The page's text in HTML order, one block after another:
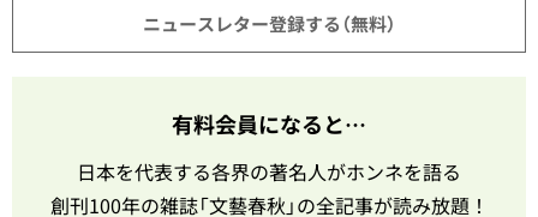
ニュースレター登録する（無料）
有料会員になると…
日本を代表する各界の著名人がホンネを語る
創刊100年の雑誌「文藝春秋」の全記事が読み放題！